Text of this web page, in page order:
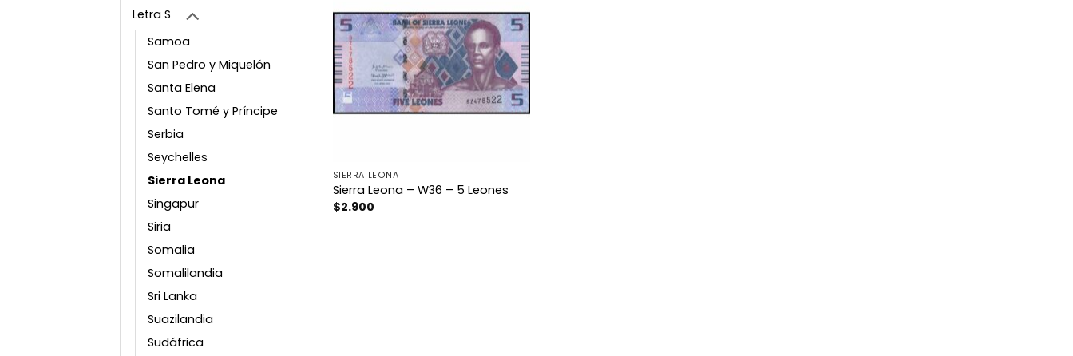
Letra S
Samoa
San Pedro y Miquelón
Santa Elena
Santo Tomé y Príncipe
Serbia
Seychelles
Sierra Leona
Singapur
Siria
Somalia
Somalilandia
Sri Lanka
Suazilandia
Sudáfrica
SIERRA LEONA
Sierra Leona – W36 – 5 Leones
$2.900